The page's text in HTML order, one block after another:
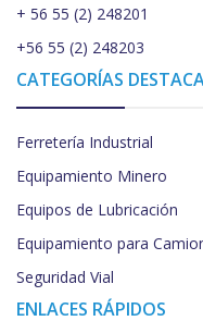
+ 56 55 (2) 248201
+56 55 (2) 248203
CATEGORÍAS
Ferretería Industrial
Equipamiento Minero
Equipos de Lubricación
Equipamiento para
Seguridad Vial
ENLACES RÁPIDOS